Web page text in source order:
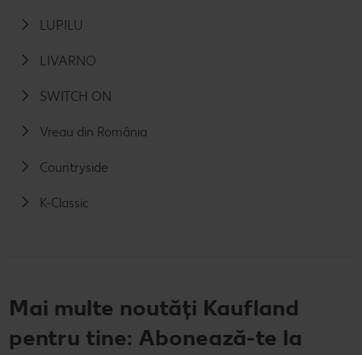
LUPILU
LIVARNO
SWITCH ON
Vreau din România
Countryside
K-Classic
Mai multe noutăți Kaufland
pentru tine: Abonează-te la